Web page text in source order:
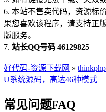
6. 本站不售卖代码，资源标
果您喜欢该程序，请支持正
版服务。
7. 站长QQ号码 46129825
好代码-资源下载网 »
U系统源码，高达46种模式
常见问题FAQ